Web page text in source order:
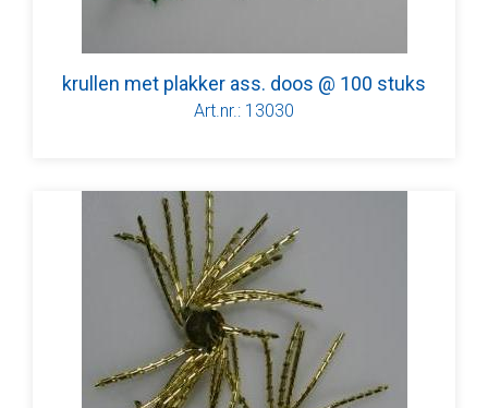
krullen met plakker ass. doos @ 100 stuks
Art.nr.: 13030